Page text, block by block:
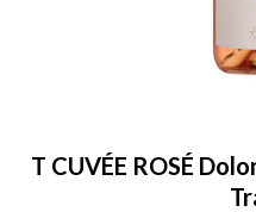
T CUVÉE ROSÉ